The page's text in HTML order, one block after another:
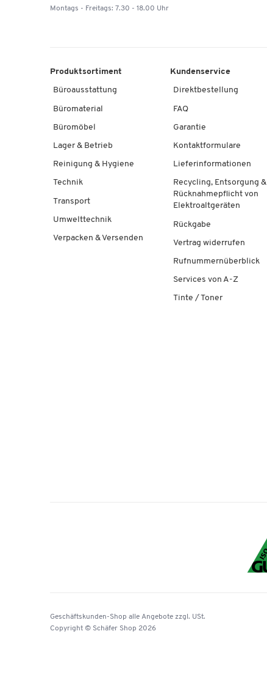
Montags - Freitags: 7.30 - 18.00 Uhr
Produktsortiment
Büroausstattung
Büromaterial
Büromöbel
Lager & Betrieb
Reinigung & Hygiene
Technik
Transport
Umwelttechnik
Verpacken & Versenden
Kundenservice
Direktbestellung
FAQ
Garantie
Kontaktformulare
Lieferinformationen
Recycling, Entsorgung &
Rücknahmepflicht von
Elektroaltgeräten
Rückgabe
Vertrag widerrufen
Rufnummernüberblick
Services von A-Z
Tinte / Toner
Geschäftskunden-Shop alle Angebote zzgl. USt.
Copyright © Schäfer Shop 2026